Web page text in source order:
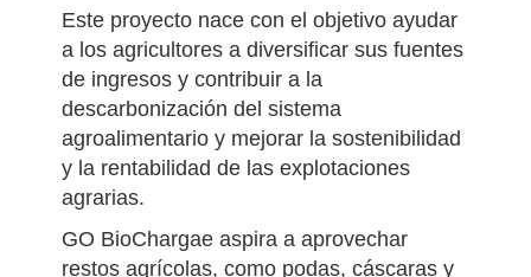
subproductos vegetales— para producir biochar.
Este proyecto nace con el objetivo ayudar
a los agricultores a diversificar sus fuentes
de ingresos y contribuir a la
descarbonización del sistema
agroalimentario y mejorar la sostenibilidad
agrarias.